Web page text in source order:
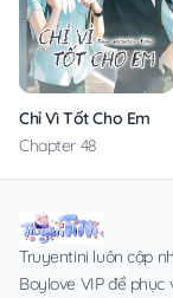
Chỉ Vì Tốt Cho Em
Chapter 48
Truyentini luôn cập
Boylove VIP để phục